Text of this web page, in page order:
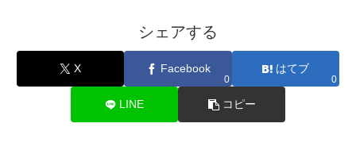
シェアする
X Facebook
0
はてブ
0
LINE コピー